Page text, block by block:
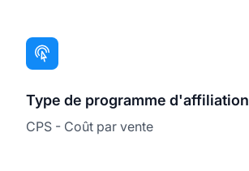
Type de programme d'affiliation
CPS - Coût par vente